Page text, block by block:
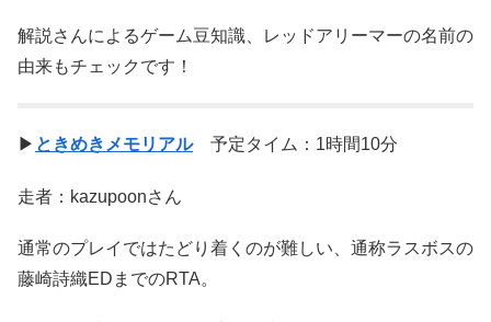
解説さんによるゲーム豆知識、レッドアリーマーの名前の
由来もチェックです！
▶ ときめきメモリアル予定タイム：1時間10分
走者：kazupoonさん
通常のプレイではたどり着くのが難しい、通称ラスボスの
藤崎詩織EDまでのRTA。